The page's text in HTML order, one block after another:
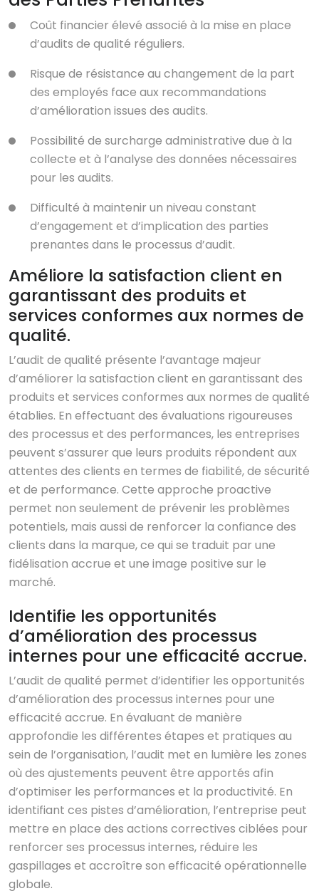
Coût financier élevé associé à la mise en place
d’audits de qualité réguliers.
Risque de résistance au changement de la part
des employés face aux recommandations
d’amélioration issues des audits.
Possibilité de surcharge administrative due à la
collecte et à l’analyse des données nécessaires
pour les audits.
Difficulté à maintenir un niveau constant
d’engagement et d’implication des parties
prenantes dans le processus d’audit.
Améliore la satisfaction client en
garantissant des produits et
services conformes aux normes de
qualité.
L’audit de qualité présente l’avantage majeur
d’améliorer la satisfaction client en garantissant des
produits et services conformes aux normes de qualité
établies. En effectuant des évaluations rigoureuses
des processus et des performances, les entreprises
peuvent s’assurer que leurs produits répondent aux
attentes des clients en termes de fiabilité, de sécurité
et de performance. Cette approche proactive
permet non seulement de prévenir les problèmes
potentiels, mais aussi de renforcer la confiance des
clients dans la marque, ce qui se traduit par une
fidélisation accrue et une image positive sur le
marché.
Identifie les opportunités
d’amélioration des processus
internes pour une efficacité accrue.
L’audit de qualité permet d’identifier les opportunités
d’amélioration des processus internes pour une
efficacité accrue. En évaluant de manière
approfondie les différentes étapes et pratiques au
sein de l’organisation, l’audit met en lumière les zones
où des ajustements peuvent être apportés afin
d’optimiser les performances et la productivité. En
identifiant ces pistes d’amélioration, l’entreprise peut
mettre en place des actions correctives ciblées pour
renforcer ses processus internes, réduire les
gaspillages et accroître son efficacité opérationnelle
globale.